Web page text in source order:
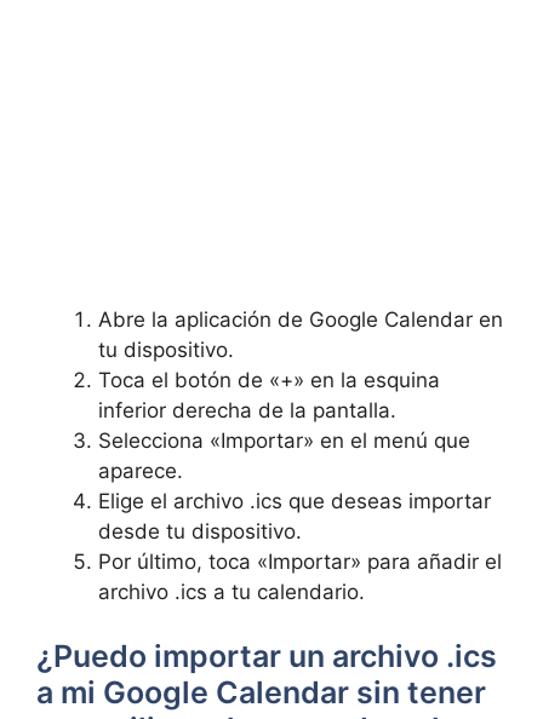
Abre la aplicación de Google Calendar en
tu dispositivo.
Toca el botón de «+» en la esquina
inferior derecha de la pantalla.
Selecciona «Importar» en el menú que
aparece.
Elige el archivo .ics que deseas importar
desde tu dispositivo.
Por último, toca «Importar» para añadir el
archivo .ics a tu calendario.
¿Puedo importar un archivo .ics
a mi Google Calendar sin tener